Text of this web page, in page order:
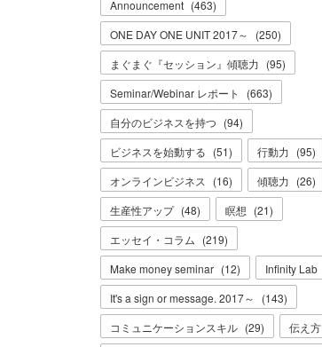
Announcement (463)
ONE DAY ONE UNIT 2017～
(250)
まぐまぐ『セッション』傾聴力 (95)
Seminar/Webinar レポート
(663)
自分のビジネスを持つ (94)
ビジネスを始動する (51) 行動力 (95)
オンラインビジネス
(16) 傾聴力 (26)
生産性アップ (48) 瞑想 (21)
エッセイ・コラム (219)
Make money seminar (12) Infinity Lab
It's a sign or message. 2017～
(143)
コミュニケーションスキル (29) 伝え方